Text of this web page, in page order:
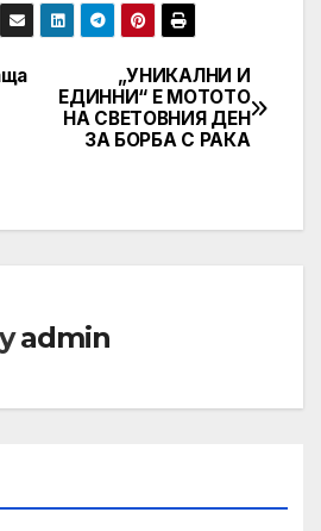
„УНИКАЛНИ И
ЕДИННИ“ Е МОТОТО
НА СВЕТОВНИЯ ДЕН
ЗА БОРБА С РАКА
admin